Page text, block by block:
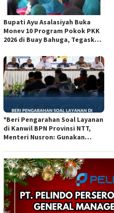
Bupati Ayu Asalasiyah Buka
Monev 10 Program Pokok PKK
2026 di Buay Bahuga, Tegaskan
dan Gotong Royong
*Beri Pengarahan Soal Layanan
di Kanwil BPN Provinsi NTT,
Menteri Nusron: Gunakan